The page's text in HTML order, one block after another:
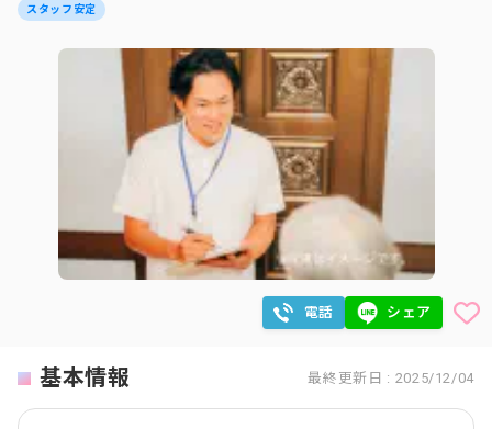
スタッフ安定
電話 シェア
基本情報 最終更新日 : 2025/12/04